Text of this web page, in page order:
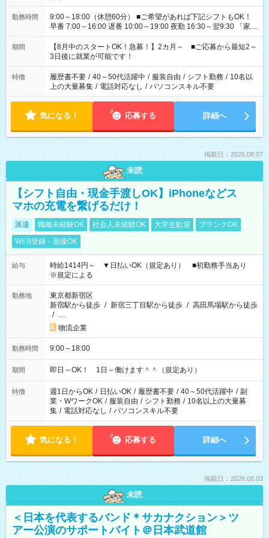
勤務時間
9:00～18:00（休憩60分） ■ご希望があれば下記シフトもOK！
早番 7:00～16:00 遅番 10:00～19:00 夜勤 16:30～翌9:30 「家族
と休みを合わせたい」 「余裕を持って夕飯の準備がしたい」
「できれば残業はしたくない」 など、ご希望を教えてください
ね。 ※Wワーク希望の方へ 今ご覧のお仕事で希望する勤務時間
と、もう1つのお仕事の勤務時間。 合計で週40時間を超える場
合は応募できません。
期間
【8月中のスタートOK！急募！】2カ月～ ■ご応募から最短2～
3日後に就業が可能です！
特徴 履歴書不要 / 40～50代活躍中 / 服装自由 / シフト勤務 / 10名以
上の大量募集 / 電話対応なし / パソコンスキル不要
気になる！ 応募する 詳細へ
掲載日：2026.08.07
未読
【シフト自由・現金手渡しOK】iPhoneなどス
マホの充電を繋げるだけ！
派遣 職種未経験OK 社会人未経験OK 大学生歓迎
ブランクOK
WEB登録・面接OK
給与
時給1414円～ ▼日払いOK（規定あり） ■初勤務手当あり
※規定による
勤務地
東京都新宿区
新宿駅から徒歩 / 新宿三丁目駅から徒歩 / 高田馬場駅から徒歩
/ …
物流企業
勤務時間 9:00～18:00
期間 即日～OK！ 1日～働けます＾＾（規定あり）
特徴 週1日からOK / 日払いOK / 履歴書不要 / 40～50代活躍中 / 副
業・WワークOK / 服装自由 / シフト勤務 / 10名以上の大量募
集 / 電話対応なし / パソコンスキル不要
気になる！ 応募する 詳細へ
掲載日：2026.08.03
未読
＜日本を代表するバンド＊サカナクション＞ツ
アー公演のサポートバイト＠日本武道館